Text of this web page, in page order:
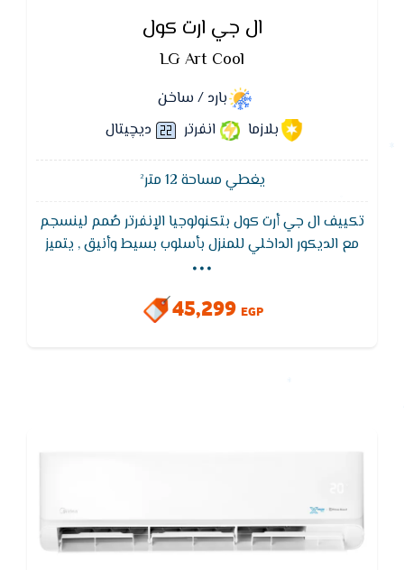
ال جي ارت كول
LG Art Cool
بارد / ساخن
بلازما
انفرتر ديچيتال
يغطي مساحة 12 متر²
تكييف ال جي أرت كول بتكنولوجيا الإنفرتر صُمم لينسجم
مع الديكور الداخلي للمنزل بأسلوب بسيط وأنيق , يتميز
تكييف ال جي بزجاج عاكس في المقدمة ليعزز من الجمال
الزجاجية
...
45,299 EGP